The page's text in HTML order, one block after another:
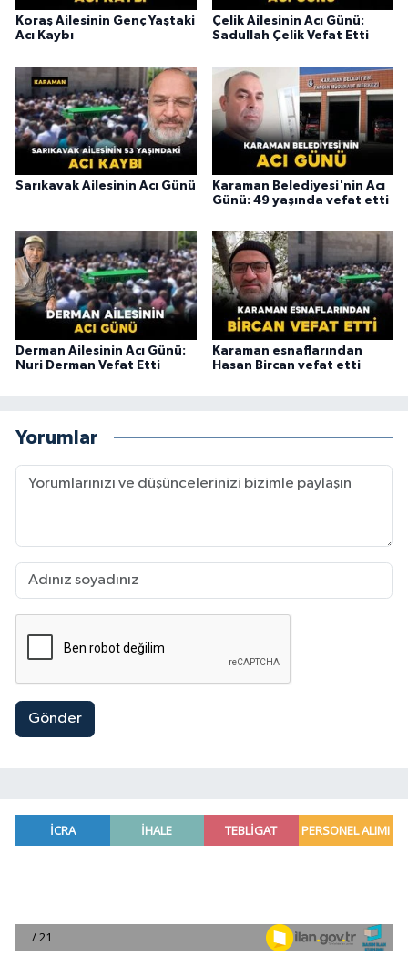
Koraş Ailesinin Genç Yaştaki
Acı Kaybı
Çelik Ailesinin Acı Günü:
Sadullah Çelik Vefat Etti
Sarıkavak Ailesinin Acı Günü
Karaman Belediyesi'nin Acı
Günü: 49 yaşında vefat etti
Derman Ailesinin Acı Günü:
Nuri Derman Vefat Etti
Karaman esnaflarından
Hasan Bircan vefat etti
Yorumlar
Gönder